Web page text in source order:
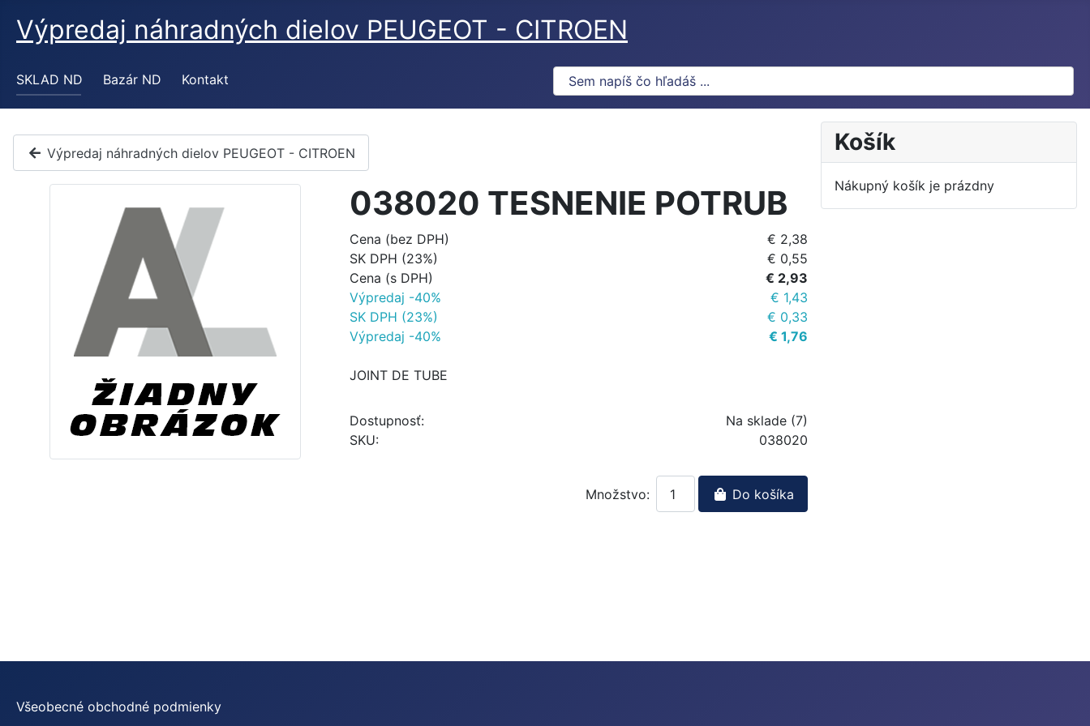
Výpredaj náhradných dielov PEUGEOT - CITROEN
SKLAD ND Bazár ND Kontakt
Výpredaj náhradných dielov PEUGEOT - CITROEN
038020 TESNENIE POTRUB
Cena (bez DPH)
€ 2,38
SK DPH (23%)
€ 0,55
Cena (s DPH)
€ 2,93
Výpredaj -40%
€ 1,43
SK DPH (23%)
€ 0,33
Výpredaj -40%
€ 1,76
JOINT DE TUBE
Dostupnosť:
Na sklade (7)
SKU:
038020
Množstvo: Do košíka
Košík
Nákupný košík je prázdny
Všeobecné obchodné podmienky